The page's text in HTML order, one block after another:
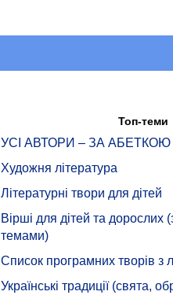
Топ-теми
УСІ АВТОРИ – ЗА АБЕТКОЮ
Художня література
Літературні твори для дітей
Вірші для дітей та дорослих
темами)
Список програмних творів з
Українські традиції (свята,